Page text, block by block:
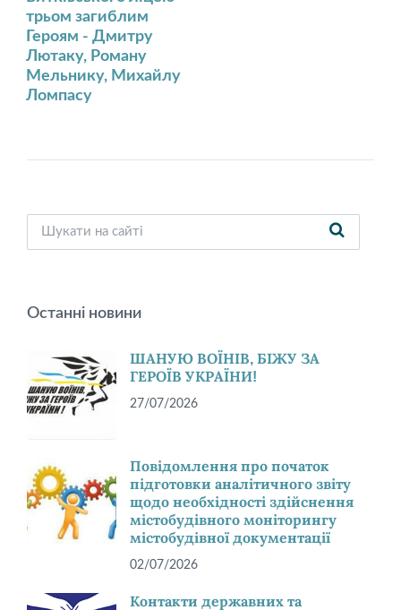
трьом загиблим
Героям - Дмитру
Лютаку, Роману
Мельнику, Михайлу
Ломпасу
Останні новини
ШАНУЮ ВОЇНІВ, БІЖУ ЗА
ГЕРОЇВ УКРАЇНИ!
27/07/2026
Повідомлення про початок
підготовки аналітичного звіту
щодо необхідності здійснення
містобудівного моніторингу
містобудівної документації
02/07/2026
Контакти державних та